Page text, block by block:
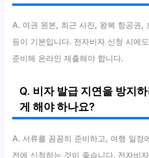
A. 여권 원본, 최근 사진, 왕복 항공권,
등이 기본입니다. 전자비자 신청 시에
준비해 온라인 제출해야 합니다.
Q. 비자 발급 지연을 방지
게 해야 하나요?
A. 서류를 꼼꼼히 준비하고, 여행 일정
전에 신청하는 것이 좋습니다. 전자비